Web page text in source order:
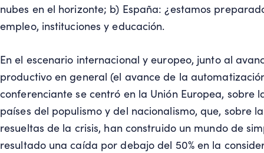
nubes en el horizonte; b) España: ¿estamos
empleo, instituciones y educación.
En el escenario internacional y europeo, junto al
productivo en general (el avance de la
conferenciante se centró en la Unión Europea, sobre
países del populismo y del nacionalismo, que, sobre
resueltas de la crisis, han construido un mundo de
resultado una caída por debajo del 50% en la